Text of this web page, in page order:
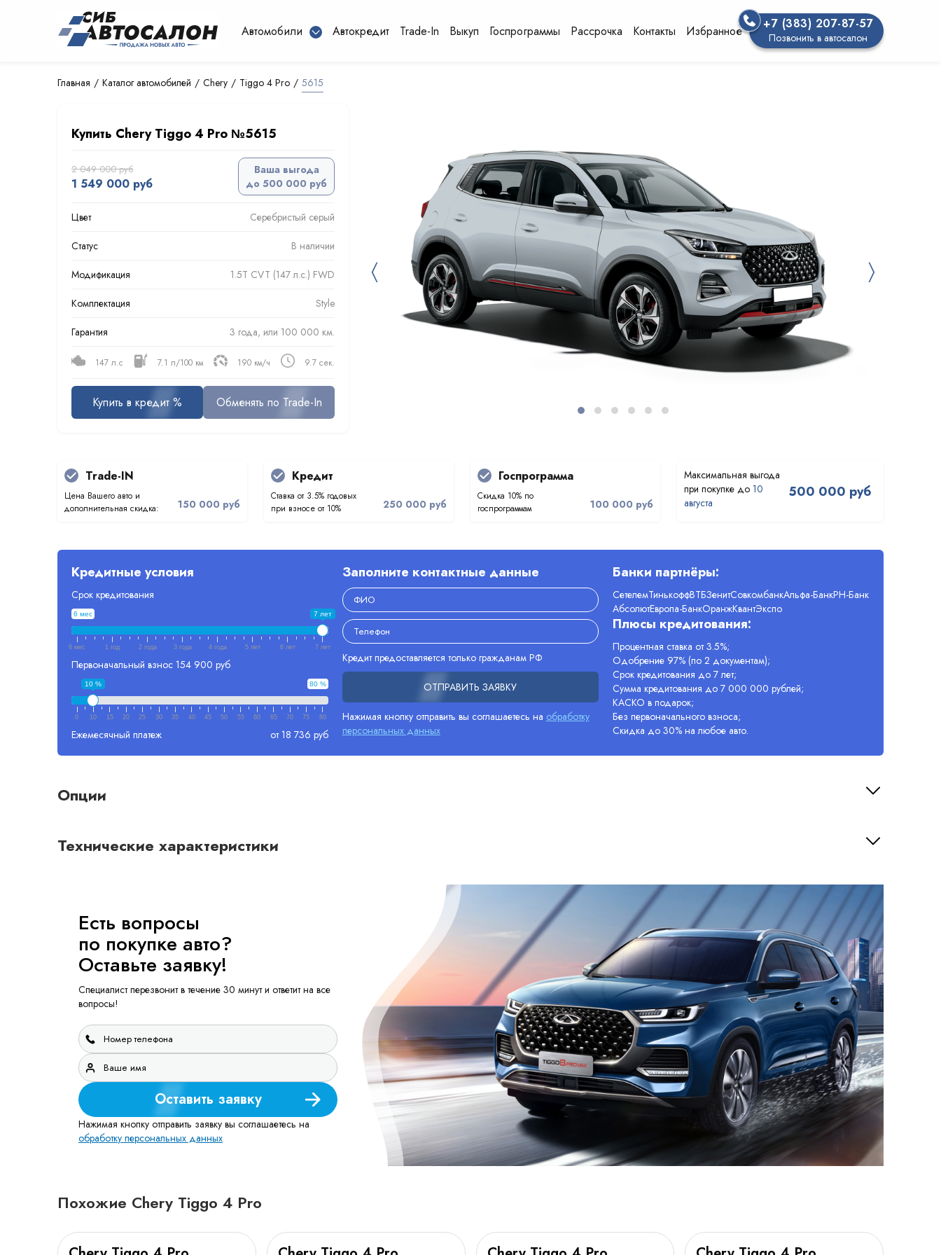
Автомобили Автокредит Trade-In Выкуп Госпрограммы Рассрочка Контакты Избранное +7 (383) 207-87-57
Позвонить в автосалон
Главная Каталог автомобилей Chery Tiggo 4 Pro 5615
Купить Chery Tiggo 4 Pro №5615
2 049 000 руб
1 549 000 руб
Ваша выгода
до 500 000 руб
Цвет Серебристый серый
Статус В наличии
Модификация 1.5T CVT (147 л.с.) FWD
Комплектация Style
Гарантия 3 года, или 100 000 км.
147 л.с 7.1 л/100 км 190 км/ч 9.7 сек.
Купить в кредит % Обменять по Trade-In
〈 〉
Trade-IN
Цена Вашего авто и
дополнительная скидка:
150 000 руб
Кредит
Ставка от 3.5% годовых
при взносе от 10%
250 000 руб
Госпрограмма
Скидка 10% по
госпрограммам
100 000 руб
10
августа
500 000 руб
Кредитные условия
Срок кредитования
6 мес 7 лет
6 мес 1 год 2 года 3 года 4 года 5 лет 6 лет 7 лет
Первоначальный взнос 154 900 руб
80 %
10 %
0 10 15 20 25 30 35 40 45 50 55 60 65 70 75 80
Ежемесячный платеж от 18 736 руб
Заполните контактные данные
Кредит предоставляется только гражданам РФ
ОТПРАВИТЬ ЗАЯВКУ
Нажимая кнопку отправить вы соглашаетесь на обработку
персональных данных
Банки партнёры:
СетелемТинькоффВТБЗенитСовкомбанкАльфа-БанкРН-Банк
АбсолютЕвропа-БанкОранжКвантЭкспо
Плюсы кредитования:
Процентная ставка от 3.5%;
Одобрение 97% (по 2 документам);
Срок кредитования до 7 лет;
Сумма кредитования до 7 000 000 рублей;
КАСКО в подарок;
Без первоначального взноса;
Скидка до 30% на любое авто.
Опции
Технические характеристики
Есть вопросы
по покупке авто?
Оставьте заявку!
Специалист перезвонит в течение 30 минут и ответит на все
вопросы!
Оставить заявку
Нажимая кнопку отправить заявку вы соглашаетесь на
обработку персональных данных
Похожие Chery Tiggo 4 Pro